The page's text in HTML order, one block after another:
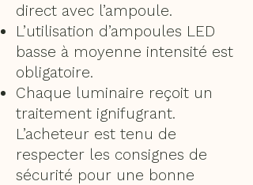
direct avec l’ampoule.
L’utilisation d’ampoules LED
basse à moyenne intensité est
obligatoire.
Chaque luminaire reçoit un
traitement ignifugrant.
L’acheteur est tenu de
respecter les consignes de
sécurité pour une bonne